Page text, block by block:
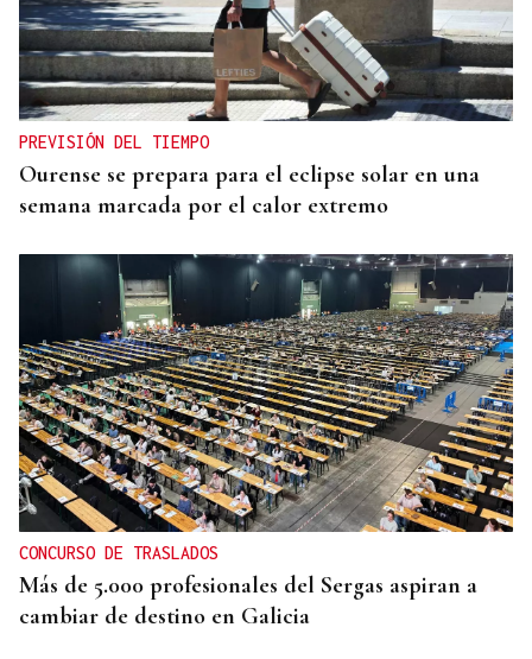
PREVISIÓN DEL TIEMPO
Ourense se prepara para el eclipse solar en una
semana marcada por el calor extremo
CONCURSO DE TRASLADOS
Más de 5.000 profesionales del Sergas aspiran a
cambiar de destino en Galicia